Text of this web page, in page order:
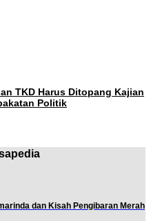
TKD Harus Ditopang Kajian
Politik
dan Kisah Pengibaran Merah